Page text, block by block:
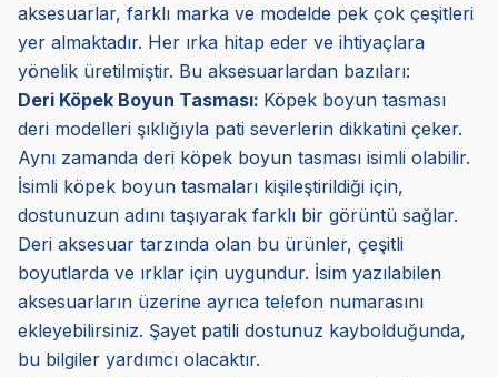
aksesuarlar, farklı marka ve modelde pek çok çeşitleri
yer almaktadır. Her ırka hitap eder ve ihtiyaçlara
yönelik üretilmiştir. Bu aksesuarlardan bazıları:
Deri Köpek Boyun Tasması: Köpek boyun tasması
deri modelleri şıklığıyla pati severlerin dikkatini çeker.
Aynı zamanda deri köpek boyun tasması isimli olabilir.
İsimli köpek boyun tasmaları kişileştirildiği için,
dostunuzun adını taşıyarak farklı bir görüntü sağlar.
Deri aksesuar tarzında olan bu ürünler, çeşitli
boyutlarda ve ırklar için uygundur. İsim yazılabilen
aksesuarların üzerine ayrıca telefon numarasını
ekleyebilirsiniz. Şayet patili dostunuz kaybolduğunda,
bu bilgiler yardımcı olacaktır.